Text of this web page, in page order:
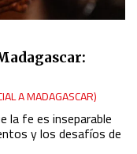
A MADAGASCAR)
la fe es inseparable
y los desafíos de